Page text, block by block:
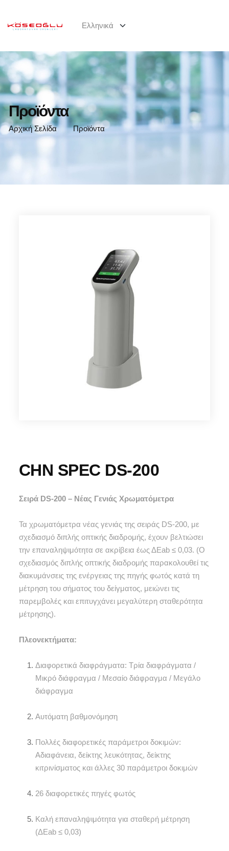
Προϊόντα
Αρχική Σελίδα Προϊόντα
CHN SPEC DS-200
Σειρά DS-200 – Νέας Γενιάς Χρωματόμετρα
Τα χρωματόμετρα νέας γενιάς της σειράς DS-200, με
σχεδιασμό διπλής οπτικής διαδρομής, έχουν βελτιώσει
την επαναληψιμότητα σε ακρίβεια έως ΔEab ≤ 0,03. (Ο
σχεδιασμός διπλής οπτικής διαδρομής παρακολουθεί τις
διακυμάνσεις της ενέργειας της πηγής φωτός κατά τη
μέτρηση του σήματος του δείγματος, μειώνει τις
παρεμβολές και επιτυγχάνει μεγαλύτερη σταθερότητα
μέτρησης).
Πλεονεκτήματα:
Διαφορετικά διαφράγματα: Τρία διαφράγματα /
Μικρό διάφραγμα / Μεσαίο διάφραγμα / Μεγάλο
διάφραγμα
Αυτόματη βαθμονόμηση
Πολλές διαφορετικές παράμετροι δοκιμών:
Αδιαφάνεια, δείκτης λευκότητας, δείκτης
κιτρινίσματος και άλλες 30 παράμετροι δοκιμών
26 διαφορετικές πηγές φωτός
Καλή επαναληψιμότητα για σταθερή μέτρηση
(ΔEab ≤ 0,03)